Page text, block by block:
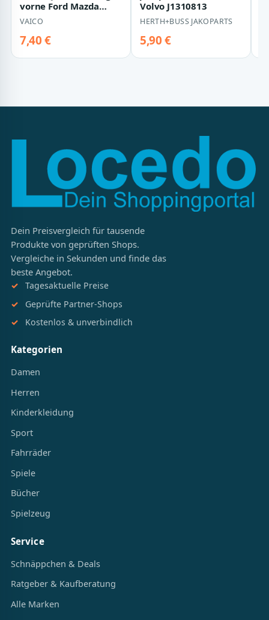
vorne Ford Mazda
Volvo V95-0314
VAICO
7,40 €
Volvo J1310813
HERTH+BUSS JAKOPARTS
5,90 €
Dein Preisvergleich für tausende
Produkte von geprüften Shops.
Vergleiche in Sekunden und finde das
beste Angebot.
Tagesaktuelle Preise
Geprüfte Partner-Shops
Kostenlos & unverbindlich
Kategorien
Damen
Herren
Kinderkleidung
Sport
Fahrräder
Spiele
Bücher
Spielzeug
Service
Schnäppchen & Deals
Ratgeber & Kaufberatung
Alle Marken